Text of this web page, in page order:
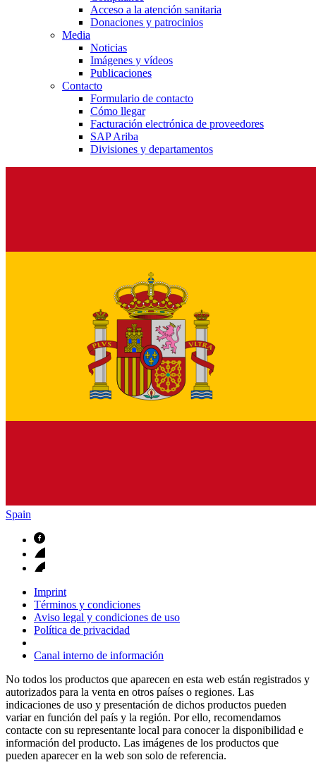
Acceso a la atención sanitaria
Donaciones y patrocinios
Media
Noticias
Imágenes y vídeos
Publicaciones
Contacto
Formulario de contacto
Cómo llegar
Facturación electrónica de proveedores
SAP Ariba
Divisiones y departamentos
Spain
Imprint
Términos y condiciones
Aviso legal y condiciones de uso
Política de privacidad
Canal interno de información
No todos los productos que aparecen en esta web están registrados y
autorizados para la venta en otros países o regiones. Las
indicaciones de uso y presentación de dichos productos pueden
variar en función del país y la región. Por ello, recomendamos
contacte con su representante local para conocer la disponibilidad e
información del producto. Las imágenes de los productos que
pueden aparecer en la web son solo de referencia.